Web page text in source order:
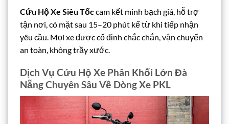
Cứu Hộ Xe Siêu Tốccam kết minh bạch giá, hỗ trợ
tận nơi, có mặt sau 15–20 phút kể từ khi tiếp nhận
yêu cầu. Mọi xe được cố định chắc chắn, vận chuyển
an toàn, không trầy xước.
Dịch Vụ Cứu Hộ Xe Phân Khối Lớn Đà
Nẵng Chuyên Sâu Về Dòng Xe PKL